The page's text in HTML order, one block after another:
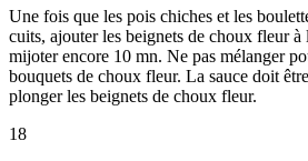
Une fois que les pois chiches et les
cuits, ajouter les beignets de choux fleur à
mijoter encore 10 mn. Ne pas mélanger
bouquets de choux fleur. La sauce doit
plonger les beignets de choux fleur.
18